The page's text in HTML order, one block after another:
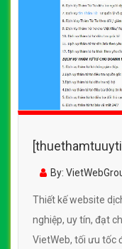
thám tử tư
By:
Thiết kế website
nghiệp, uy tín, đạt
VietWeb, tối ưu tốc